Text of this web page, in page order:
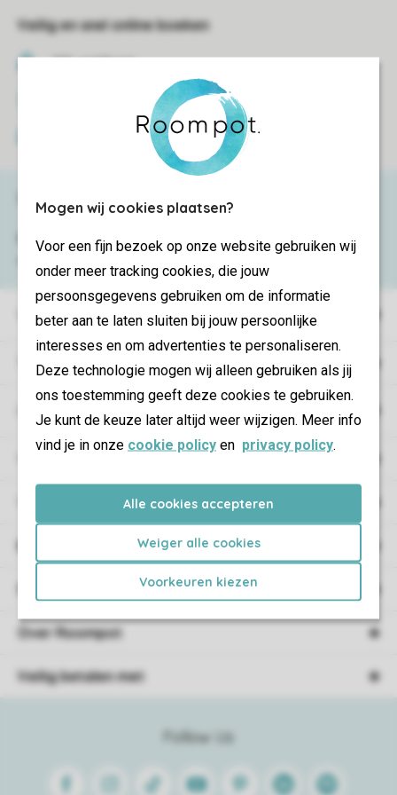
Mogen wij cookies plaatsen?
Voor een fijn bezoek op onze website gebruiken wij
onder meer tracking cookies, die jouw
persoonsgegevens gebruiken om de informatie
beter aan te laten sluiten bij jouw persoonlijke
interesses en om advertenties te personaliseren.
Deze technologie mogen wij alleen gebruiken als jij
ons toestemming geeft deze cookies te gebruiken.
Je kunt de keuze later altijd weer wijzigen. Meer info
vind je in onze cookie policy en privacy policy.
Alle cookies accepteren
Weiger alle cookies
Voorkeuren kiezen
Veilig en snel online boeken
Veilige gegevensoverdracht
Veilige betaling
Vakantieparken
Type vakantie
Campings
Service & contact
Bekijk de veelgestelde vragen
of neem
Follow Us
FacebookInstagram
Tiktok Youtube PinterestLinkedinSpotify
Boekingsinformatie
Over Roompot
Veilig betalen met